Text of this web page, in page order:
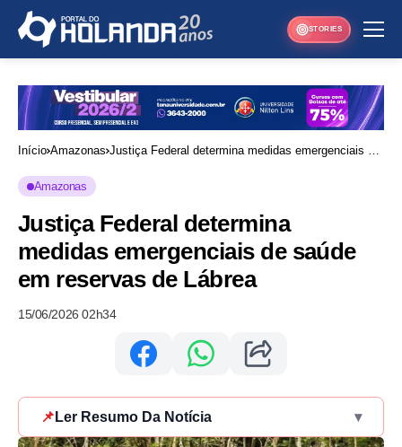
STORIES
Início Amazonas Justiça Federal determina medidas emergenciais de
Amazonas
Justiça Federal determina
medidas emergenciais de saúde
em reservas de Lábrea
15/06/2026 02h34
📌 Ler Resumo Da Notícia ▾